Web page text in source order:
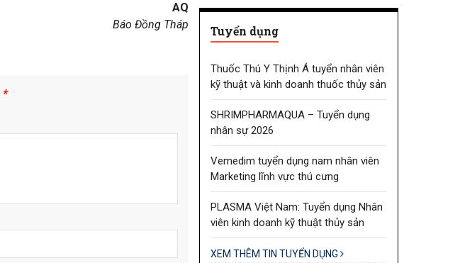
AQ
Báo Đồng Tháp
*
Tuyển dụng
Thuốc Thú Y Thịnh Á tuyển nhân viên
kỹ thuật và kinh doanh thuốc thủy sản
SHRIMPHARMAQUA – Tuyển dụng
nhân sự 2026
Vemedim tuyển dụng nam nhân viên
Marketing lĩnh vực thú cưng
PLASMA Việt Nam: Tuyển dụng Nhân
viên kinh doanh kỹ thuật thủy sản
XEM THÊM TIN TUYỂN DỤNG